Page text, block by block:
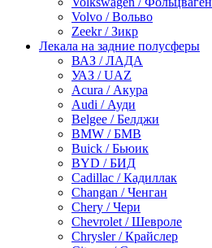
Volvo / Вольво
Zeekr / Зикр
Лекала на задние полусферы
ВАЗ / ЛАДА
УАЗ / UAZ
Acura / Акура
Audi / Ауди
Belgee / Белджи
BMW / БМВ
Buick / Бьюик
BYD / БИД
Cadillac / Кадиллак
Changan / Ченган
Chery / Чери
Chevrolet / Шевроле
Chrysler / Крайслер